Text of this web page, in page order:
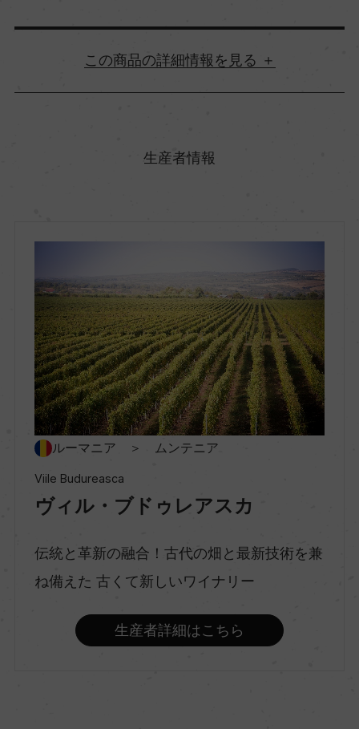
詳細情報
地区名
デアル・マーレ
村名
種類
スティルワイン
辛口
シャルドネ 34%/ソーヴィニヨン・ブラン 33%/ピ
生産者情報
ルーマニア ＞ ムンテニア
Viile Budureasca
ヴィル・ブドゥレアスカ
伝統と革新の融合！古代の畑と最新技術を兼
ね備えた 古くて新しいワイナリー
生産者詳細はこちら